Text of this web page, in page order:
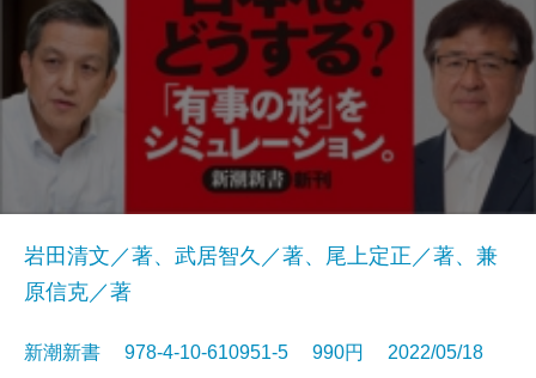
岩田清文／著、武居智久／著、尾上定正／著、兼
原信克／著
新潮新書 978-4-10-610951-5 990円 2022/05/18